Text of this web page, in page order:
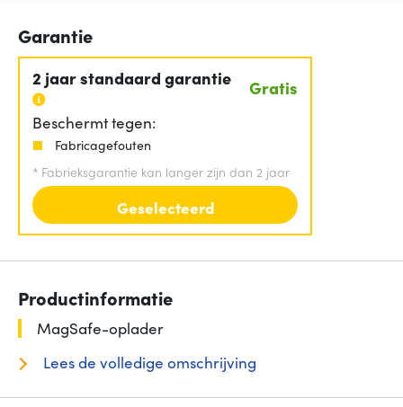
Garantie
2 jaar standaard garantie Gratis
Beschermt tegen:
Fabricagefouten
* Fabrieksgarantie kan langer zijn dan 2 jaar
Geselecteerd
Productinformatie
MagSafe-oplader
Lees de volledige omschrijving